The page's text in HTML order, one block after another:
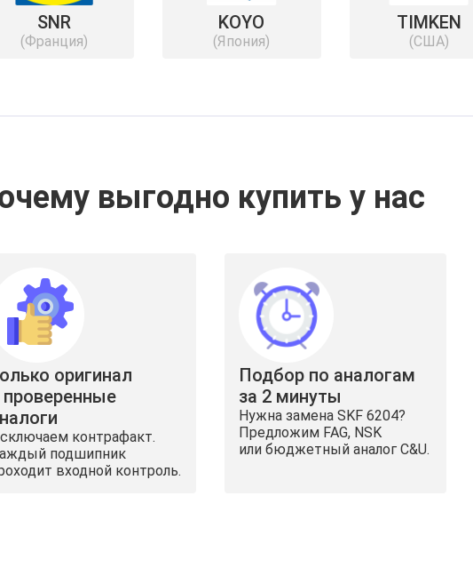
SNR
(Франция)
KOYO
(Япония)
TIMKEN
(США)
выгодно купить у нас
оригинал
проверенные
контрафакт.
подшипник
входной контроль.
Подбор по аналогам
за 2 минуты
Нужна замена SKF 6204?
Предложим FAG, NSK
или бюджетный аналог C&U.